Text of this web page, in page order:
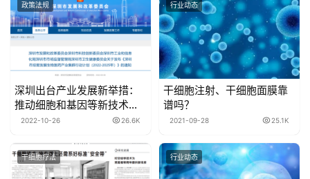
政策法规
深圳出台产业发展新举措：
推动细胞和基因等新技术研
究与转化政策先行先试！
2022-10-26 26.6K
行业动态
干细胞注射、干细胞面膜靠
谱吗？
2021-09-28 25.1K
干细胞疗法 行业动态